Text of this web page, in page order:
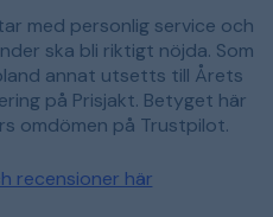
med personlig service och
ska bli riktigt nöjda. Som
annat utsetts till Årets
på Prisjakt. Betyget här
omdömen på Trustpilot.
recensioner här